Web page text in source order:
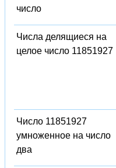
число
Числа делящиеся на
целое число 11851927
Число 11851927
умноженное на число
два